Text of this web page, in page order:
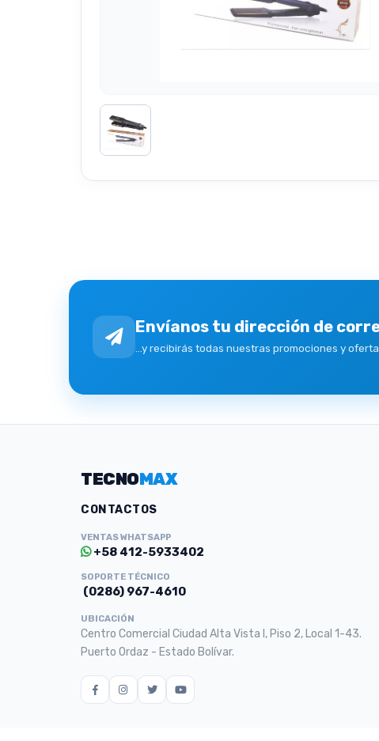
Envíanos tu dirección de
...y recibirás todas nuestras promociones y
TECNOMAX
CONTACTOS
VENTAS WHATSAPP
+58 412-5933402
SOPORTE TÉCNICO
(0286) 967-4610
UBICACIÓN
Centro Comercial Ciudad Alta Vista I, Piso 2, Local 1-43.
Puerto Ordaz - Estado Bolívar.